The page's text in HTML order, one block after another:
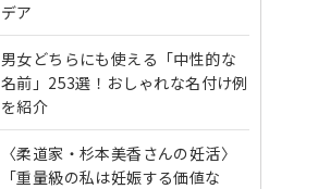
デア
男女どちらにも使える「中性的な
名前」253選！おしゃれな名付け例
を紹介
〈柔道家・杉本美香さんの妊活〉
「重量級の私は妊娠する価値な